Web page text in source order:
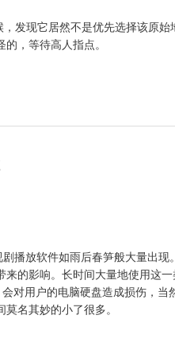
发现它居然不是优先选择该原始
，等待高人指点。
播放软件如雨后春笋般大量出现
的影响。长时间大量地使用这一
对用户的电脑硬盘造成损伤，当
名其妙的小了很多。